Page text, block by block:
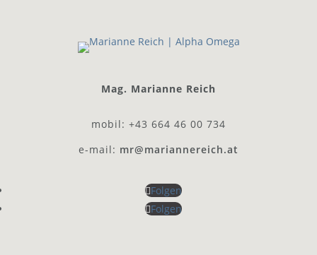
Mag. Marianne Reich
mobil: +43 664 46 00 734
e-mail: mr@mariannereich.at
Folgen
Folgen